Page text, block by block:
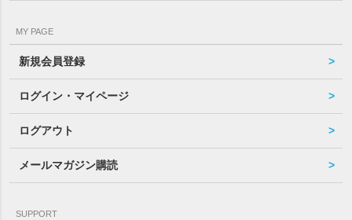
MY PAGE
新規会員登録
ログイン・マイページ
ログアウト
メールマガジン購読
SUPPORT